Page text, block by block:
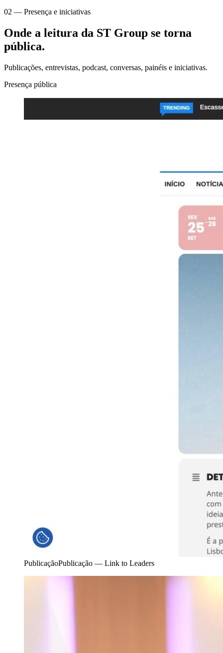
02 — Presença e iniciativas
Onde a leitura da ST Group se torna
pública.
Publicações, entrevistas, podcast, conversas, painéis e iniciativas.
Presença pública
PublicaçãoPublicação — Link to Leaders